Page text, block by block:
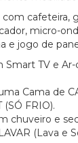
cafeteira,
micro-
e jogo de
Smart TV e
Cama de
FRIO).
chuveiro e
(Lava e